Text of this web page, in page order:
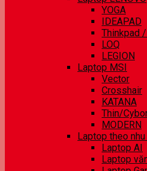
YOGA
IDEAPAD
Thinkpad
LOQ
LEGION
Laptop MSI
Vector
Crosshair
KATANA
Thin/
MODERN
Laptop theo
Laptop AI
Laptop